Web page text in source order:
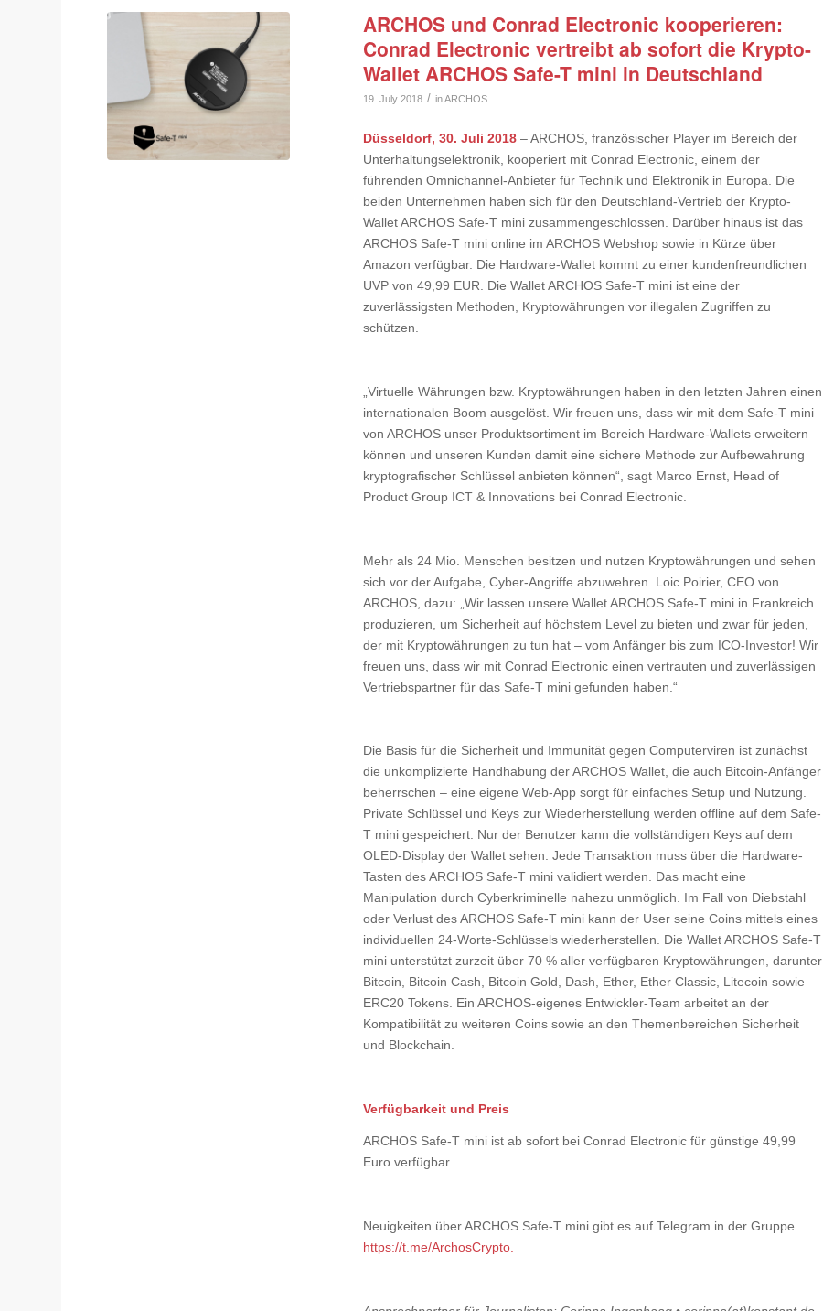
ARCHOS und Conrad Electronic kooperieren:
Conrad Electronic vertreibt ab sofort die Krypto-
Wallet ARCHOS Safe-T mini in Deutschland
19. July 2018 / inARCHOS
Düsseldorf, 30. Juli 2018– ARCHOS, französischer Player im Bereich der
Unterhaltungselektronik, kooperiert mit Conrad Electronic, einem der
führenden Omnichannel-Anbieter für Technik und Elektronik in Europa. Die
beiden Unternehmen haben sich für den Deutschland-Vertrieb der Krypto-
Wallet ARCHOS Safe-T mini zusammengeschlossen. Darüber hinaus ist das
ARCHOS Safe-T mini online im ARCHOS Webshop sowie in Kürze über
Amazon verfügbar. Die Hardware-Wallet kommt zu einer kundenfreundlichen
UVP von 49,99 EUR. Die Wallet ARCHOS Safe-T mini ist eine der
zuverlässigsten Methoden, Kryptowährungen vor illegalen Zugriffen zu
schützen.
„Virtuelle Währungen bzw. Kryptowährungen haben in den letzten Jahren einen
internationalen Boom ausgelöst. Wir freuen uns, dass wir mit dem Safe-T mini
von ARCHOS unser Produktsortiment im Bereich Hardware-Wallets erweitern
können und unseren Kunden damit eine sichere Methode zur Aufbewahrung
kryptografischer Schlüssel anbieten können“, sagt Marco Ernst, Head of
Product Group ICT & Innovations bei Conrad Electronic.
Mehr als 24 Mio. Menschen besitzen und nutzen Kryptowährungen und sehen
sich vor der Aufgabe, Cyber-Angriffe abzuwehren. Loic Poirier, CEO von
ARCHOS, dazu: „Wir lassen unsere Wallet ARCHOS Safe-T mini in Frankreich
produzieren, um Sicherheit auf höchstem Level zu bieten und zwar für jeden,
der mit Kryptowährungen zu tun hat – vom Anfänger bis zum ICO-Investor! Wir
freuen uns, dass wir mit Conrad Electronic einen vertrauten und zuverlässigen
Vertriebspartner für das Safe-T mini gefunden haben.“
Die Basis für die Sicherheit und Immunität gegen Computerviren ist zunächst
die unkomplizierte Handhabung der ARCHOS Wallet, die auch Bitcoin-Anfänger
beherrschen – eine eigene Web-App sorgt für einfaches Setup und Nutzung.
Private Schlüssel und Keys zur Wiederherstellung werden offline auf dem Safe-
T mini gespeichert. Nur der Benutzer kann die vollständigen Keys auf dem
OLED-Display der Wallet sehen. Jede Transaktion muss über die Hardware-
Tasten des ARCHOS Safe-T mini validiert werden. Das macht eine
Manipulation durch Cyberkriminelle nahezu unmöglich. Im Fall von Diebstahl
oder Verlust des ARCHOS Safe-T mini kann der User seine Coins mittels eines
individuellen 24-Worte-Schlüssels wiederherstellen. Die Wallet ARCHOS Safe-T
mini unterstützt zurzeit über 70 % aller verfügbaren Kryptowährungen, darunter
Bitcoin, Bitcoin Cash, Bitcoin Gold, Dash, Ether, Ether Classic, Litecoin sowie
ERC20 Tokens. Ein ARCHOS-eigenes Entwickler-Team arbeitet an der
Kompatibilität zu weiteren Coins sowie an den Themenbereichen Sicherheit
und Blockchain.
Verfügbarkeit und Preis
ARCHOS Safe-T mini ist ab sofort bei Conrad Electronic für günstige 49,99
Euro verfügbar.
Neuigkeiten über ARCHOS Safe-T mini gibt es auf Telegram in der Gruppe
https://t.me/ArchosCrypto.